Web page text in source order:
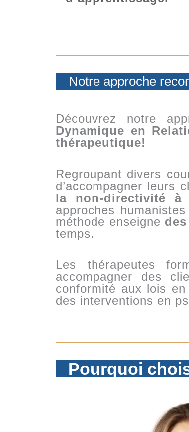
Notre approche
Découvrez notre
Dynamique en
thérapeutique!
Regroupant divers
d’accompagner leurs
la non-directivité à
approches
méthode enseigne
temps.
Les thérapeutes
accompagner des
conformité aux lois
des interventions en
Pourquoi